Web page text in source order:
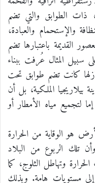
ذات الطوابق والتي تضم
والإستحمام والعبادة،
القديمة باعتبارها تضم
المثال عُرفت ببناء
كانت تضم طوابق تحت
الملكية، بل أن
مياه الأمطار أو
هو الوقاية من الحرارة
تلك الربوع من البلاد
وتهاطل الثلوج، كما
مستويات هامة. وبذلك